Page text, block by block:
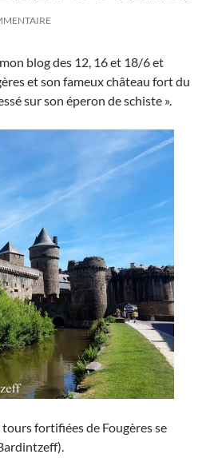
blog des 12, 16 et 18/6 et
et son fameux château fort du
sur son éperon de schiste ».
fortifiées de Fougères se